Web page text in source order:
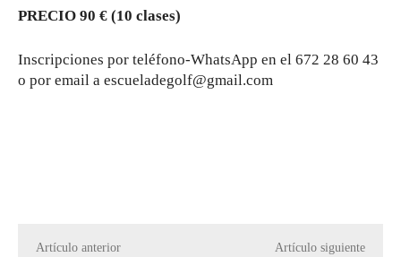
PRECIO 90 € (10 clases)
Inscripciones por teléfono-WhatsApp en el 672 28 60 43
o por email a escueladegolf@gmail.com
Artículo anterior Artículo siguiente